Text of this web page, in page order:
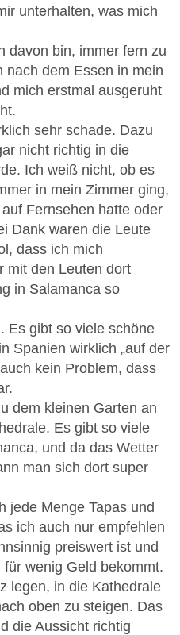
unterhalten, was mich
davon bin, immer fern zu
nach dem Essen in mein
mich erstmal ausgeruht
sehr schade. Dazu
nicht richtig in die
Ich weiß nicht, ob es
in mein Zimmer ging,
Fernsehen hatte oder
Dank waren die Leute
dass ich mich
mit den Leuten dort
in Salamanca so
Es gibt so viele schöne
Spanien wirklich „auf der
kein Problem, dass
dem kleinen Garten an
Es gibt so viele
und da das Wetter
man sich dort super
jede Menge Tapas und
ich auch nur empfehlen
preiswert ist und
wenig Geld bekommt.
legen, in die Kathedrale
oben zu steigen. Das
die Aussicht richtig